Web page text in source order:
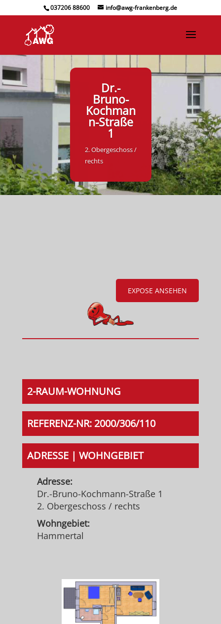
037206 88600 info@awg-frankenberg.de
Dr.-
Bruno-
Kochman
n-Straße
1
2. Obergeschoss /
rechts
EXPOSE ANSEHEN
2-RAUM-WOHNUNG
REFERENZ-NR: 2000/306/110
ADRESSE | WOHNGEBIET
Adresse:
Dr.-Bruno-Kochmann-Straße 1
2. Obergeschoss / rechts
Wohngebiet:
Hammertal